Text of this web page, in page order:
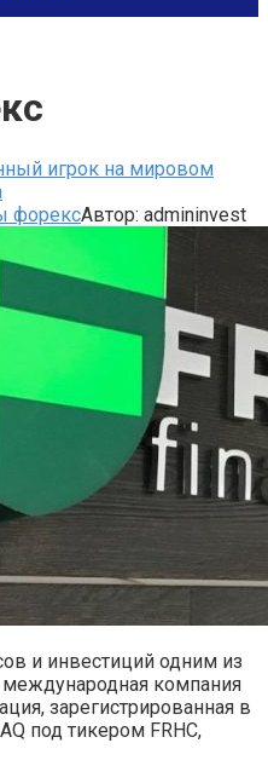
игрок на мировом
форексАвтор: admininvest
и инвестиций одним из
компания
зарегистрированная в
под тикером FRHC,